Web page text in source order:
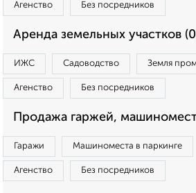
Агенство Без посредников
Аренда земельных участков
ИЖС Садоводство Земля
Агенство Без посредников
Продажа гаржей,
Гаражи Машиноместа в паркинге
Агенство Без посредников